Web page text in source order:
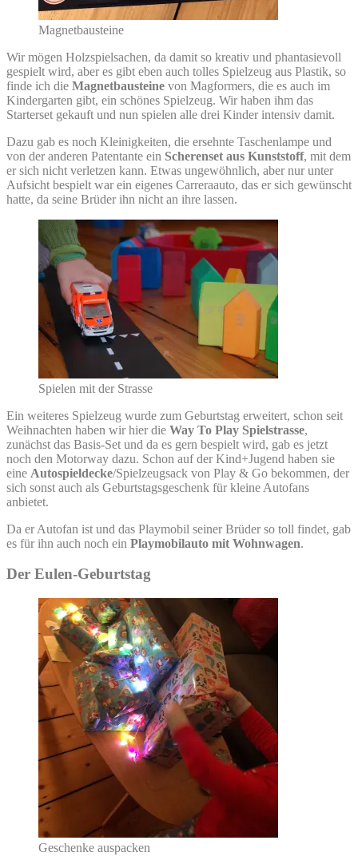
Magnetbausteine
Wir mögen Holzspielsachen, da damit so kreativ und phantasievoll
gespielt wird, aber es gibt eben auch tolles Spielzeug aus Plastik, so
finde ich die Magnetbausteine von Magformers, die es auch im
Kindergarten gibt, ein schönes Spielzeug. Wir haben ihm das
Starterset gekauft und nun spielen alle drei Kinder intensiv damit.
Dazu gab es noch Kleinigkeiten, die ersehnte Taschenlampe und
von der anderen Patentante ein Scherenset aus Kunststoff, mit dem
er sich nicht verletzen kann. Etwas ungewöhnlich, aber nur unter
Aufsicht bespielt war ein eigenes Carreraauto, das er sich gewünscht
hatte, da seine Brüder ihn nicht an ihre lassen.
Spielen mit der Strasse
Ein weiteres Spielzeug wurde zum Geburtstag erweitert, schon seit
Weihnachten haben wir hier die Way To Play Spielstrasse,
zunächst das Basis-Set und da es gern bespielt wird, gab es jetzt
noch den Motorway dazu. Schon auf der Kind+Jugend haben sie
eine Autospieldecke/Spielzeugsack von Play & Go bekommen, der
sich sonst auch als Geburtstagsgeschenk für kleine Autofans
anbietet.
Da er Autofan ist und das Playmobil seiner Brüder so toll findet, gab
es für ihn auch noch ein Playmobilauto mit Wohnwagen.
Der Eulen-Geburtstag
Geschenke auspacken